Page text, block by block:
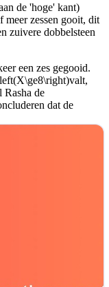
de 'hoge' kant)
meer zessen gooit, dit
zuivere dobbelsteen
een zes gegooid.
valt,
Rasha de
dat de